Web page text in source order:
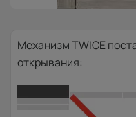
Механизм TWICE
открывания: